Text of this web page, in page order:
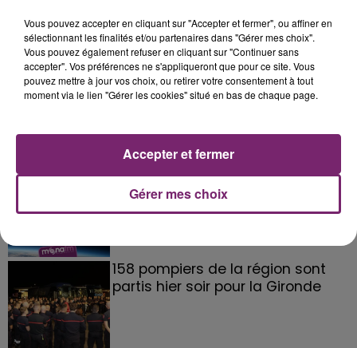
La Bulle - Guinguette éphémère
de Frelinghien !
éclipse solaire du 12 Août 2026
158 pompiers de la région sont
partis hier soir pour la Gironde
Vous pouvez accepter en cliquant sur "Accepter et fermer", ou affiner en
sélectionnant les finalités et/ou partenaires dans "Gérer mes choix".
Vous pouvez également refuser en cliquant sur "Continuer sans
accepter". Vos préférences ne s'appliqueront que pour ce site. Vous
pouvez mettre à jour vos choix, ou retirer votre consentement à tout
moment via le lien "Gérer les cookies" situé en bas de chaque page.
Gérer mes choix
Accepter et fermer